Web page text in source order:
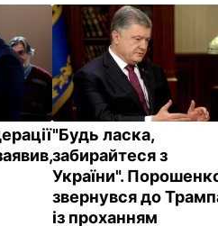
"Будь ласка,
забирайтеся з
України".
звернувся до
із проханням